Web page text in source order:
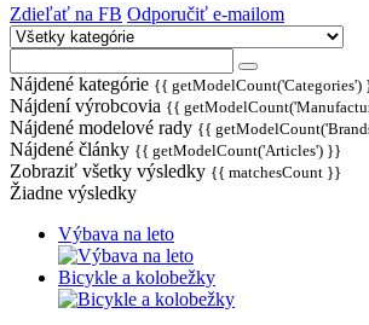
Zdieľať na FB Odporučiť e-mailom
Nájdené kategórie {{ getModelCount('Categories')
Nájdení výrobcovia {{
Nájdené modelové rady {{
Nájdené články {{ getModelCount('Articles') }}
Zobraziť všetky výsledky {{ matchesCount }}
Žiadne výsledky
Výbava na leto
Bicykle a kolobežky